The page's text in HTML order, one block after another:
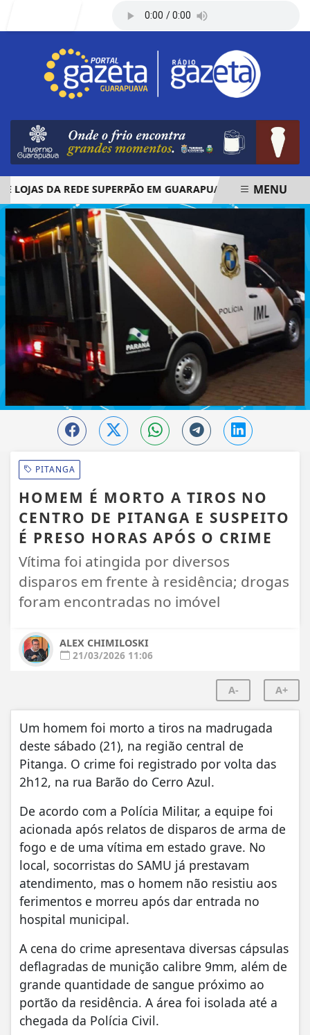
DA REDE SUPERPÃO EM GUARAPUAVA E PALMAS
EM ALTA
MENU
PITANGA
HOMEM É MORTO A TIROS NO
CENTRO DE PITANGA E SUSPEITO
É PRESO HORAS APÓS O CRIME
Vítima foi atingida por diversos
disparos em frente à residência; drogas
foram encontradas no imóvel
ALEX CHIMILOSKI
21/03/2026 11:06
A- A+
Um homem foi morto a tiros na madrugada
deste sábado (21), na região central de
Pitanga. O crime foi registrado por volta das
2h12, na rua Barão do Cerro Azul.
De acordo com a Polícia Militar, a equipe foi
acionada após relatos de disparos de arma de
fogo e de uma vítima em estado grave. No
local, socorristas do SAMU já prestavam
atendimento, mas o homem não resistiu aos
ferimentos e morreu após dar entrada no
hospital municipal.
A cena do crime apresentava diversas cápsulas
deflagradas de munição calibre 9mm, além de
grande quantidade de sangue próximo ao
portão da residência. A área foi isolada até a
chegada da Polícia Civil.